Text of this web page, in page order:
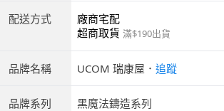
配送方式
廠商宅配
超商取貨 滿$190出貨
品牌名稱 UCOM 瑞康屋 ． 追蹤
品牌系列 黑魔法鑄造系列